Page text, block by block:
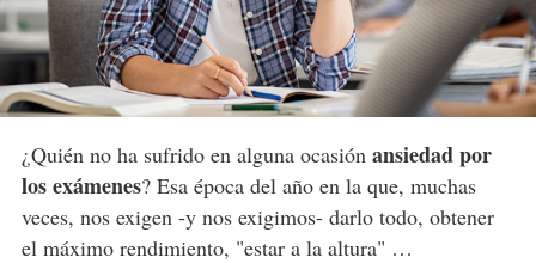
¿Quién no ha sufrido en alguna ocasión ansiedad por
los exámenes? Esa época del año en la que, muchas
veces, nos exigen -y nos exigimos- darlo todo, obtener
el máximo rendimiento, "estar a la altura" …